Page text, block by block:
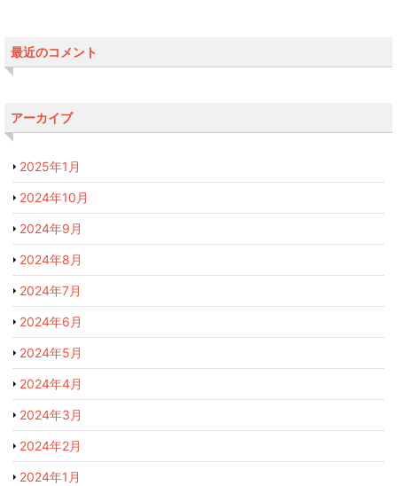
最近のコメント
アーカイブ
2025年1月
2024年10月
2024年9月
2024年8月
2024年7月
2024年6月
2024年5月
2024年4月
2024年3月
2024年2月
2024年1月